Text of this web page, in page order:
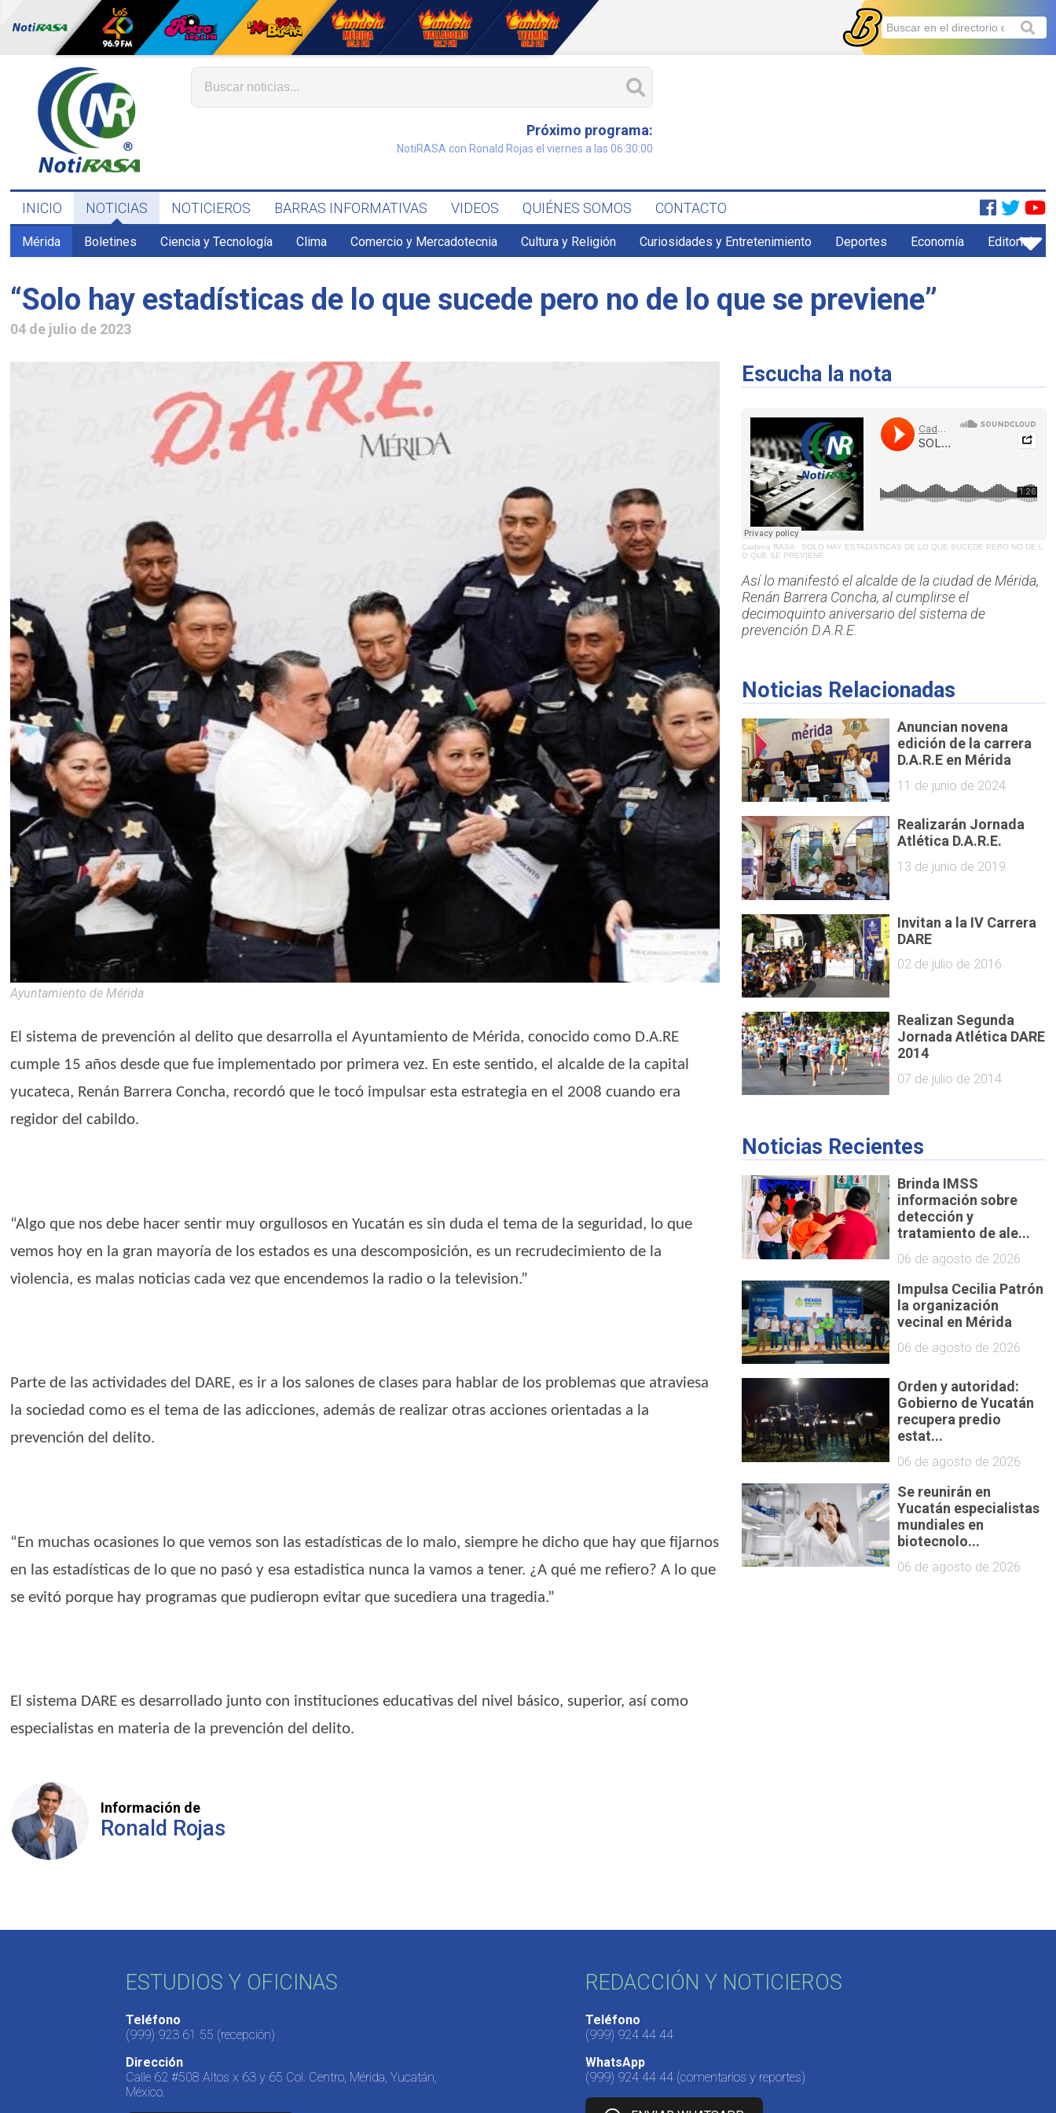
Próximo programa:
NotiRASA con Ronald Rojas el viernes a las 06:30:00
INICIO NOTICIAS NOTICIEROS BARRAS INFORMATIVAS VIDEOS QUIÉNES SOMOS CONTACTO
Mérida Boletines Ciencia y Tecnología Clima Comercio y Mercadotecnia Cultura y Religión Curiosidades y Entretenimiento Deportes Economía Editorial
“Solo hay estadísticas de lo que sucede pero no de lo que se previene”
04 de julio de 2023
Ayuntamiento de Mérida
El sistema de prevención al delito que desarrolla el Ayuntamiento de Mérida, conocido como D.A.RE
cumple 15 años desde que fue implementado por primera vez. En este sentido, el alcalde de la capital
yucateca, Renán Barrera Concha, recordó que le tocó impulsar esta estrategia en el 2008 cuando era
regidor del cabildo.
“Algo que nos debe hacer sentir muy orgullosos en Yucatán es sin duda el tema de la seguridad, lo que
vemos hoy en la gran mayoría de los estados es una descomposición, es un recrudecimiento de la
violencia, es malas noticias cada vez que encendemos la radio o la television.”
Parte de las actividades del DARE, es ir a los salones de clases para hablar de los problemas que atraviesa
la sociedad como es el tema de las adicciones, además de realizar otras acciones orientadas a la
prevención del delito.
“En muchas ocasiones lo que vemos son las estadísticas de lo malo, siempre he dicho que hay que fijarnos
en las estadísticas de lo que no pasó y esa estadistica nunca la vamos a tener. ¿A qué me refiero? A lo que
se evitó porque hay programas que pudieropn evitar que sucediera una tragedia.”
El sistema DARE es desarrollado junto con instituciones educativas del nivel básico, superior, así como
especialistas en materia de la prevención del delito.
Información de
Ronald Rojas
Escucha la nota
Cadena RASA· SOLO HAY ESTADISTICAS DE LO QUE SUCEDE PERO NO DE L
O QUE SE PREVIENE
Así lo manifestó el alcalde de la ciudad de Mérida,
Renán Barrera Concha, al cumplirse el
decimoquinto aniversario del sistema de
prevención D.A.R.E.
Noticias Relacionadas
Anuncian novena
edición de la carrera
D.A.R.E en Mérida
11 de junio de 2024
Realizarán Jornada
Atlética D.A.R.E.
13 de junio de 2019
Invitan a la IV Carrera
DARE
02 de julio de 2016
Realizan Segunda
Jornada Atlética DARE
2014
07 de julio de 2014
Noticias Recientes
Brinda IMSS
información sobre
detección y
tratamiento de ale...
06 de agosto de 2026
Impulsa Cecilia Patrón
la organización
vecinal en Mérida
06 de agosto de 2026
Orden y autoridad:
Gobierno de Yucatán
recupera predio
estat...
06 de agosto de 2026
Se reunirán en
Yucatán especialistas
mundiales en
biotecnolo...
06 de agosto de 2026
ESTUDIOS Y OFICINAS
Teléfono
(999) 923 61 55 (recepción)
Dirección
Calle 62 #508 Altos x 63 y 65 Col. Centro, Mérida, Yucatán,
México.
REDACCIÓN Y NOTICIEROS
Teléfono
(999) 924 44 44
WhatsApp
(999) 924 44 44 (comentarios y reportes)